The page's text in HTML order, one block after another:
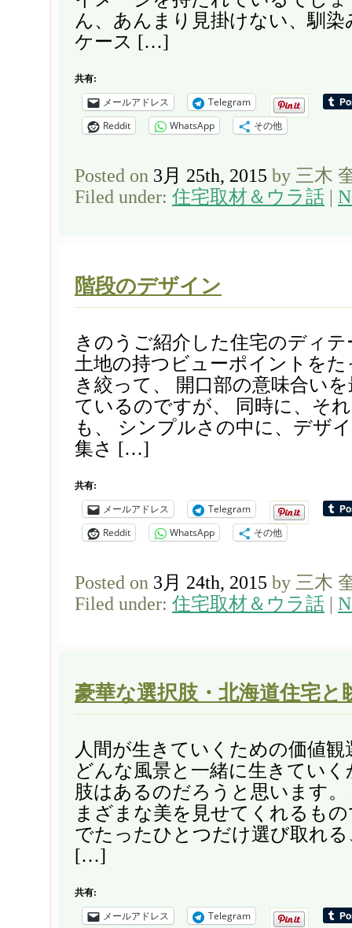
ん、あんまり見掛けない、馴
ケース […]
共有:
メールアドレス
Telegram
Reddit
WhatsApp その他
Posted on 3月 25th, 2015 by 三木
Filed under: 住宅取材＆ウラ話
階段のデザイン
きのうご紹介した住宅のディ
土地の持つビューポイントを
き絞って、 開口部の意味合い
ているのですが、 同時に、そ
も、 シンプルさの中に、デザ
集さ […]
共有:
メールアドレス
Telegram
Reddit
WhatsApp その他
Posted on 3月 24th, 2015 by 三木
Filed under: 住宅取材＆ウラ話
豪華な選択肢・北海道住宅と
人間が生きていくための価値
どんな風景と一緒に生きてい
肢はあるのだろうと思います
まざまな美を見せてくれるも
でたったひとつだけ選び取れ
[…]
共有:
メールアドレス
Telegram